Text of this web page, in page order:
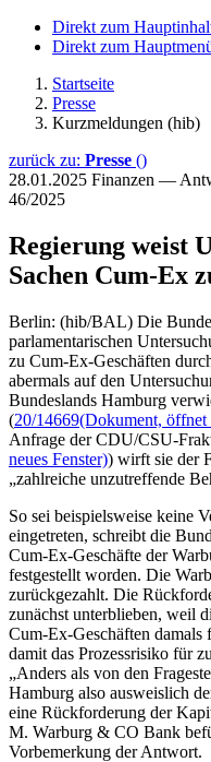
Direkt zum
Direkt zum
Startseite
Presse
Kurzmeldungen (hib)
zurück zu: Presse ()
28.01.2025 Finanzen —
46/2025
Regierung weist
Sachen Cum-Ex
Berlin: (hib/BAL) Die
parlamentarischen
zu Cum-Ex-Geschäften
abermals auf den
Bundeslands Hamburg
(20/14669(Dokument, öffnet
Anfrage der CDU/CSU-
neues Fenster)) wirft sie der
„zahlreiche unzutreffende
So sei beispielsweise keine
eingetreten, schreibt die
Cum-Ex-Geschäfte der
festgestellt worden. Die
zurückgezahlt. Die
zunächst unterblieben, weil
Cum-Ex-Geschäften damals
damit das Prozessrisiko für
„Anders als von den
Hamburg also ausweislich
eine Rückforderung der
M. Warburg & CO Bank
Vorbemerkung der Antwort.